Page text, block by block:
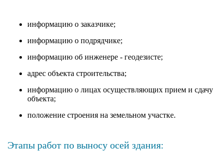
информацию о заказчике;
информацию о подрядчике;
информацию об инженере - геодезисте;
адрес объекта строительства;
информацию о лицах осуществляющих прием и сдачу
объекта;
положение строения на земельном участке.
Этапы работ по выносу осей здания: